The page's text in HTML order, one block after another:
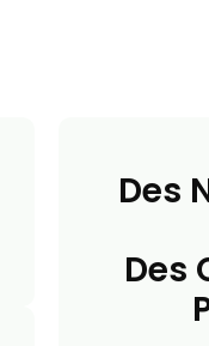
Des
Des